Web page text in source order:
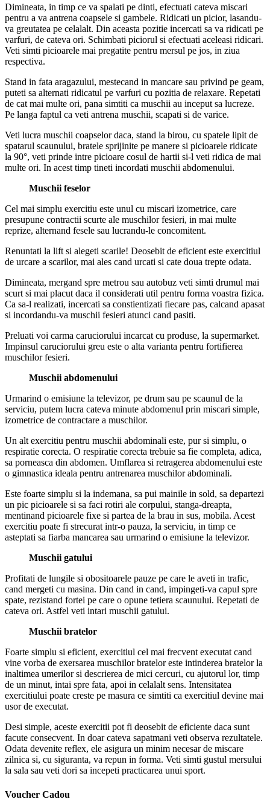
Dimineata, in timp ce va spalati pe dinti, efectuati cateva miscari
pentru a va antrena coapsele si gambele. Ridicati un picior, lasandu-
va greutatea pe celalalt. Din aceasta pozitie incercati sa va ridicati pe
varfuri, de cateva ori. Schimbati piciorul si efectuati aceleasi ridicari.
Veti simti picioarele mai pregatite pentru mersul pe jos, in ziua
respectiva.
Stand in fata aragazului, mestecand in mancare sau privind pe geam,
puteti sa alternati ridicatul pe varfuri cu pozitia de relaxare. Repetati
de cat mai multe ori, pana simtiti ca muschii au inceput sa lucreze.
Pe langa faptul ca veti antrena muschii, scapati si de varice.
Veti lucra muschii coapselor daca, stand la birou, cu spatele lipit de
spatarul scaunului, bratele sprijinite pe manere si picioarele ridicate
la 90°, veti prinde intre picioare cosul de hartii si-l veti ridica de mai
multe ori. In acest timp tineti incordati muschii abdomenului.
Muschii feselor
Cel mai simplu exercitiu este unul cu miscari izometrice, care
presupune contractii scurte ale muschilor fesieri, in mai multe
reprize, alternand fesele sau lucrandu-le concomitent.
Renuntati la lift si alegeti scarile! Deosebit de eficient este exercitiul
de urcare a scarilor, mai ales cand urcati si cate doua trepte odata.
Dimineata, mergand spre metrou sau autobuz veti simti drumul mai
scurt si mai placut daca il considerati util pentru forma voastra fizica.
Ca sa-l realizati, incercati sa constientizati fiecare pas, calcand apasat
si incordandu-va muschii fesieri atunci cand pasiti.
Preluati voi carma caruciorului incarcat cu produse, la supermarket.
Impinsul caruciorului greu este o alta varianta pentru fortifierea
muschilor fesieri.
Muschii abdomenului
Urmarind o emisiune la televizor, pe drum sau pe scaunul de la
serviciu, putem lucra cateva minute abdomenul prin miscari simple,
izometrice de contractare a muschilor.
Un alt exercitiu pentru muschii abdominali este, pur si simplu, o
respiratie corecta. O respiratie corecta trebuie sa fie completa, adica,
sa porneasca din abdomen. Umflarea si retragerea abdomenului este
o gimnastica ideala pentru antrenarea muschilor abdominali.
Este foarte simplu si la indemana, sa pui mainile in sold, sa departezi
un pic picioarele si sa faci rotiri ale corpului, stanga-dreapta,
mentinand picioarele fixe si partea de la brau in sus, mobila. Acest
exercitiu poate fi strecurat intr-o pauza, la serviciu, in timp ce
asteptati sa fiarba mancarea sau urmarind o emisiune la televizor.
Muschii gatului
Profitati de lungile si obositoarele pauze pe care le aveti in trafic,
cand mergeti cu masina. Din cand in cand, impingeti-va capul spre
spate, rezistand fortei pe care o opune tetiera scaunului. Repetati de
cateva ori. Astfel veti intari muschii gatului.
Muschii bratelor
Foarte simplu si eficient, exercitiul cel mai frecvent executat cand
vine vorba de exersarea muschilor bratelor este intinderea bratelor la
inaltimea umerilor si descrierea de mici cercuri, cu ajutorul lor, timp
de un minut, intai spre fata, apoi in celalalt sens. Intensitatea
exercitiului poate creste pe masura ce simtiti ca exercitiul devine mai
usor de executat.
Desi simple, aceste exercitii pot fi deosebit de eficiente daca sunt
facute consecvent. In doar cateva sapatmani veti observa rezultatele.
Odata devenite reflex, ele asigura un minim necesar de miscare
zilnica si, cu siguranta, va repun in forma. Veti simti gustul mersului
la sala sau veti dori sa incepeti practicarea unui sport.
Voucher Cadou